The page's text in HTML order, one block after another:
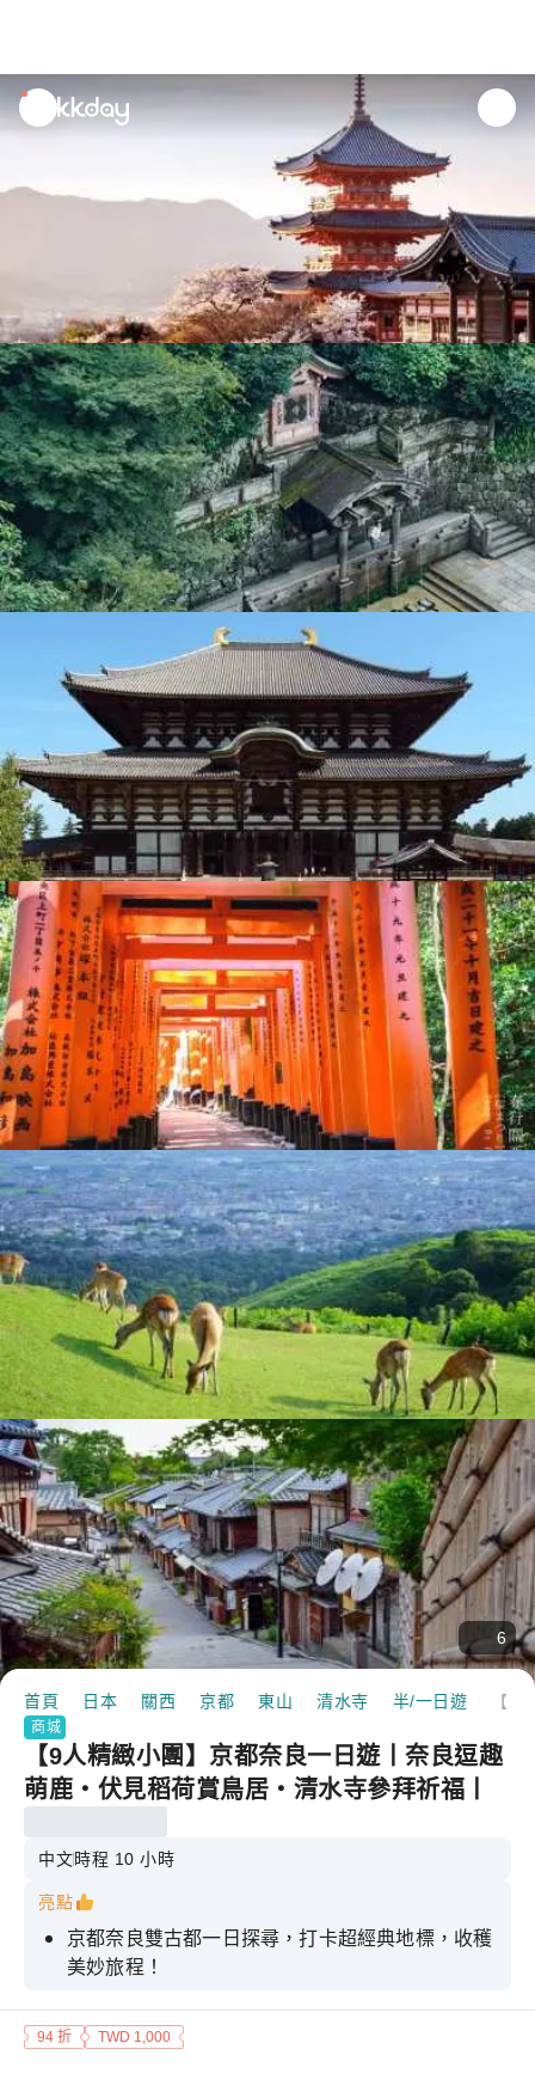
unread
notifications
6
首頁 日本 關西 京都 東山 清水寺 半/一日遊
商城
【9人精緻小團】京都奈良一日遊丨奈良逗趣
萌鹿・伏見稻荷賞鳥居・清水寺參拜祈福丨
都站散團
中文時程 10 小時
亮點
京都奈良雙古都一日探尋，打卡超經典地標，收穫
美妙旅程！
9人小團出行，縮減大部分等待時間，行程順心玩
94 折 TWD 1,000